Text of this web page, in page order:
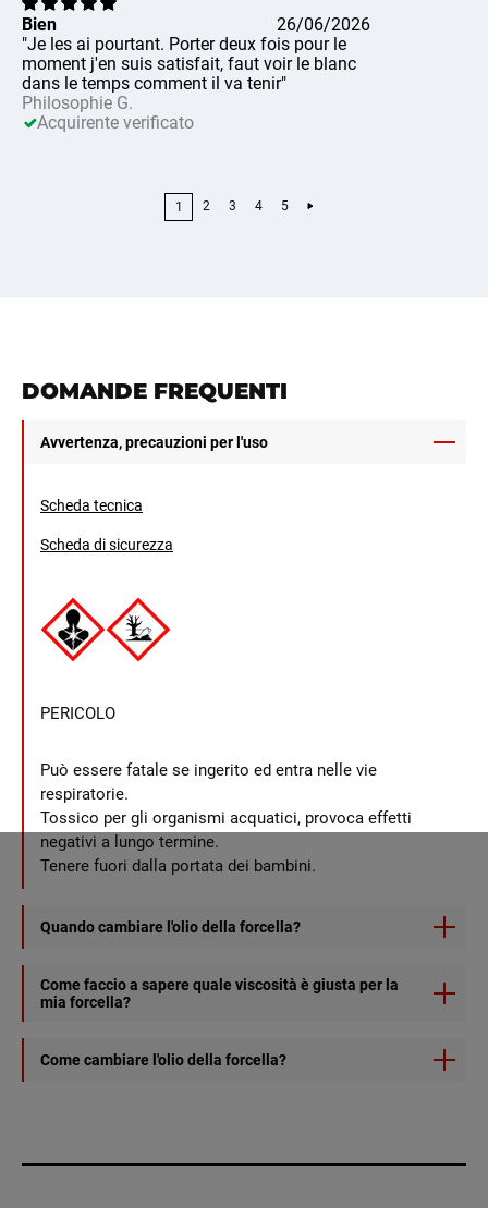
Bien
26/06/2026
"Je les ai pourtant. Porter deux fois pour le
moment j'en suis satisfait, faut voir le blanc
dans le temps comment il va tenir"
Philosophie G.
Acquirente verificato
1 2 3 4 5
DOMANDE FREQUENTI
Avvertenza, precauzioni per l'uso
Scheda tecnica
Scheda di sicurezza
PERICOLO
Può essere fatale se ingerito ed entra nelle vie
respiratorie.
Tossico per gli organismi acquatici, provoca effetti
negativi a lungo termine.
Tenere fuori dalla portata dei bambini.
Quando cambiare l'olio della forcella?
L'olio della forcella dovrebbe essere cambiato ogni due
anni circa.
Come faccio a sapere quale viscosità è giusta per la
mia forcella?
Per conoscere la viscosità, seguire le raccomandazioni
Come cambiare l'olio della forcella?